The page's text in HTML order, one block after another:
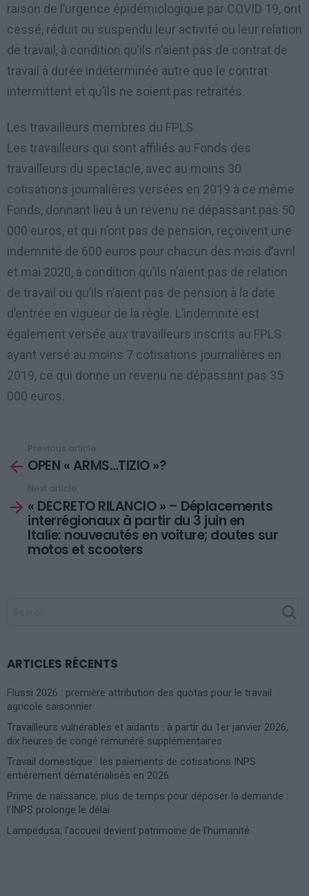
raison de l’urgence épidémiologique par COVID 19, ont
cessé, réduit ou suspendu leur activité ou leur relation
de travail, à condition qu’ils n’aient pas de contrat de
travail à durée indéterminée autre que le contrat
intermittent et qu’ils ne soient pas retraités.
Les travailleurs membres du FPLS
Les travailleurs qui sont affiliés au Fonds des
travailleurs du spectacle, avec au moins 30
cotisations journalières versées en 2019 à ce même
Fonds, donnant lieu à un revenu ne dépassant pas 50
000 euros, et qui n’ont pas de pension, reçoivent une
indemnité de 600 euros pour chacun des mois d’avril
et mai 2020, à condition qu’ils n’aient pas de relation
de travail ou qu’ils n’aient pas de pension à la date
d’entrée en vigueur de la règle. L’indemnité est
également versée aux travailleurs inscrits au FPLS
ayant versé au moins 7 cotisations journalières en
2019, ce qui donne un revenu ne dépassant pas 35
000 euros.
more
Previous article
OPEN « ARMS…TIZIO »?
Next article
« DECRETO RILANCIO » – Déplacements
interrégionaux à partir du 3 juin en
Italie: nouveautés en voiture; doutes sur
motos et scooters
ARTICLES RÉCENTS
Flussi 2026 : première attribution des quotas pour le travail
agricole saisonnier
Travailleurs vulnérables et aidants : à partir du 1er janvier 2026,
dix heures de congé rémunéré supplémentaires
Travail domestique : les paiements de cotisations INPS
entièrement dématérialisés en 2026
Prime de naissance, plus de temps pour déposer la demande :
l’INPS prolonge le délai
Lampedusa, l’accueil devient patrimoine de l’humanité